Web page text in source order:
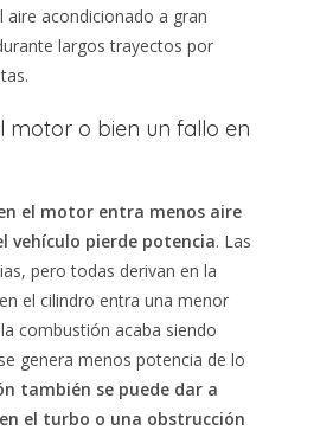
acondicionado a gran
largos trayectos por
motor o bien un fallo en
el motor entra menos aire
vehículo pierde potencia. Las
pero todas derivan en la
el cilindro entra una menor
combustión acaba siendo
genera menos potencia de lo
también se puede dar a
el turbo o una obstrucción